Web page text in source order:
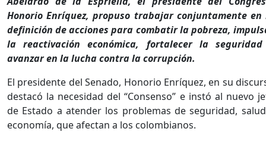
Honorio Enríquez, propuso trabajar conjuntamente en
definición de acciones para combatir la pobreza,
la reactivación económica, fortalecer la
avanzar en la lucha contra la corrupción.
El presidente del Senado, Honorio Enríquez, en su
destacó la necesidad del “Consenso” e instó al nuevo
de Estado a atender los problemas de seguridad,
economía, que afectan a los colombianos.